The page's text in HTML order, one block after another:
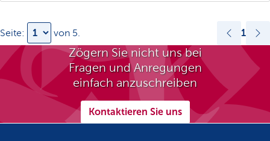
Seite: von 5. 1
Zögern Sie nicht uns bei
Fragen und Anregungen
einfach anzuschreiben
Kontaktieren Sie uns